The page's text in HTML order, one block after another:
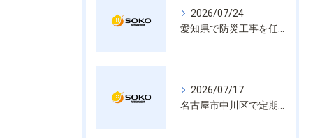
2026/07/24
2026/07/17